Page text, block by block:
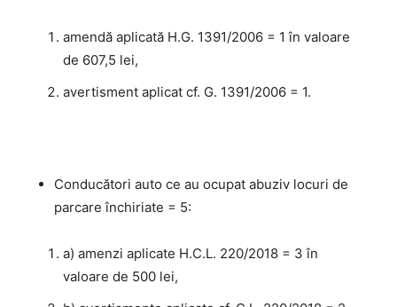
amendă aplicată H.G. 1391/2006 = 1 în valoare
de 607,5 lei,
avertisment aplicat cf. G. 1391/2006 = 1.
Conducători auto ce au ocupat abuziv locuri de
parcare închiriate = 5:
a) amenzi aplicate H.C.L. 220/2018 = 3 în
valoare de 500 lei,